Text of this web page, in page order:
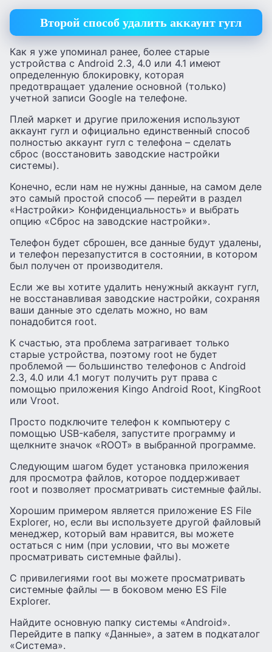
Второй способ удалить аккаунт гугл
Как я уже упоминал ранее, более старые
устройства с Android 2.3, 4.0 или 4.1 имеют
определенную блокировку, которая
предотвращает удаление основной (только)
учетной записи Google на телефоне.
Плей маркет и другие приложения используют
аккаунт гугл и официально единственный способ
полностью аккаунт гугл с телефона – сделать
сброс (восстановить заводские настройки
системы).
Конечно, если нам не нужны данные, на самом деле
это самый простой способ — перейти в раздел
«Настройки> Конфиденциальность» и выбрать
опцию «Сброс на заводские настройки».
Телефон будет сброшен, все данные будут удалены,
и телефон перезапустится в состоянии, в котором
был получен от производителя.
Если же вы хотите удалить ненужный аккаунт гугл,
не восстанавливая заводские настройки, сохраняя
ваши данные это сделать можно, но вам
понадобится root.
К счастью, эта проблема затрагивает только
старые устройства, поэтому root не будет
проблемой — большинство телефонов с Android
2.3, 4.0 или 4.1 могут получить рут права с
помощью приложения Kingo Android Root, KingRoot
или Vroot.
Просто подключите телефон к компьютеру с
помощью USB-кабеля, запустите программу и
щелкните значок «ROOT» в выбранной программе.
Следующим шагом будет установка приложения
для просмотра файлов, которое поддерживает
root и позволяет просматривать системные файлы.
Хорошим примером является приложение ES File
Explorer, но, если вы используете другой файловый
менеджер, который вам нравится, вы можете
остаться с ним (при условии, что вы можете
просматривать системные файлы).
С привилегиями root вы можете просматривать
системные файлы — в боковом меню ES File
Explorer.
Найдите основную папку системы «Android».
Перейдите в папку «Данные», а затем в подкаталог
«Система».